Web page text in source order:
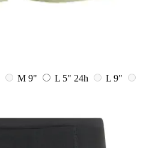
M 9" L 5" 24h
L 9"